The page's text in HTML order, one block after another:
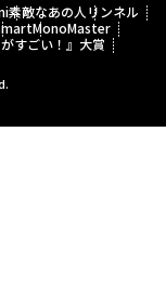
素敵なあの人 リンネル
MonoMaster
すごい！』大賞